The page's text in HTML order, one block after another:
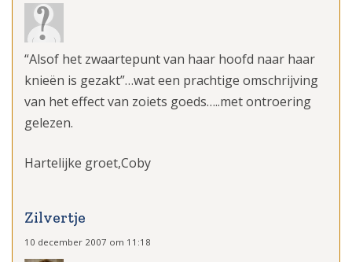
“Alsof het zwaartepunt van haar hoofd naar haar
knieën is gezakt”…wat een prachtige omschrijving
van het effect van zoiets goeds…..met ontroering
gelezen.
Hartelijke groet,Coby
Zilvertje
10 december 2007 om 11:18